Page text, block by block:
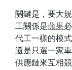
關鍵是，要大
工關係是蘋果
代工一樣的模
還是只選一家
供應鏈來互相